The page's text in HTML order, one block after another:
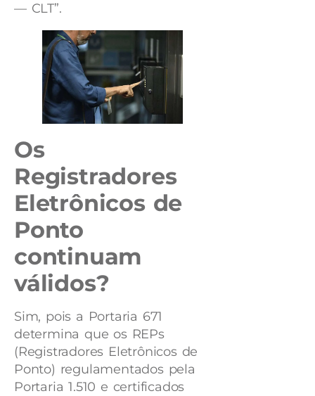
— CLT”.
Os
Registradores
Eletrônicos de
Ponto
continuam
válidos?
Sim, pois a Portaria 671
determina que os REPs
(Registradores Eletrônicos de
Ponto) regulamentados pela
Portaria 1.510 e certificados